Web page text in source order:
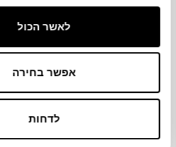
לאשר הכול
אפשר בחירה
לדחות
מידע על חומרים